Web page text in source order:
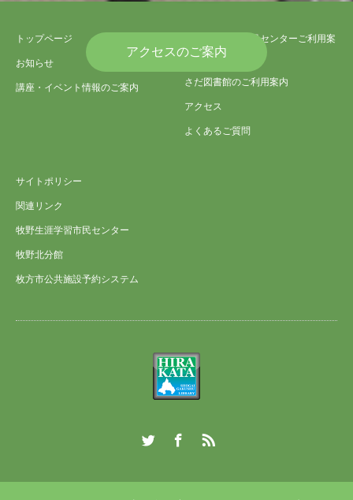
アクセスのご案内
トップページ
お知らせ
講座・イベント情報のご案内
さだ生涯学習市民センターご利用案
内
さだ図書館のご利用案内
アクセス
よくあるご質問
サイトポリシー
関連リンク
牧野生涯学習市民センター
牧野北分館
枚方市公共施設予約システム